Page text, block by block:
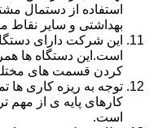
استفاده از دستمال
بهداشتی و سایر نقاط
این شرکت دارای
است.این دستگاه ها
کردن قسمت های
توجه به ریزه کاری ها
کارهای پایه ی از مهم
است.